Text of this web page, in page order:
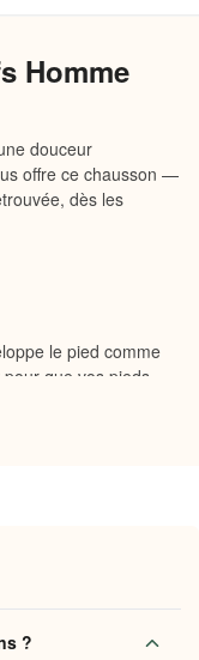
Homme
douceur
offre ce chausson —
dès les
le pied comme
que vos pieds
L’extérieur souple
tandis que la
sur les sols de
?